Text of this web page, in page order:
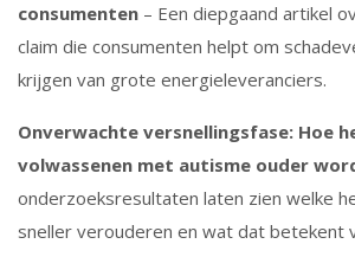
consumenten – Een diepgaand artikel
claim die consumenten helpt om
krijgen van grote energieleveranciers.
Onverwachte versnellingsfase: Hoe
volwassenen met autisme ouder
onderzoeksresultaten laten zien welke
sneller verouderen en wat dat betekent